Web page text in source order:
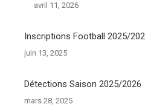
avril 11, 2026
Inscriptions Football 2025/
juin 13, 2025
Détections Saison 2025/2026
mars 28, 2025